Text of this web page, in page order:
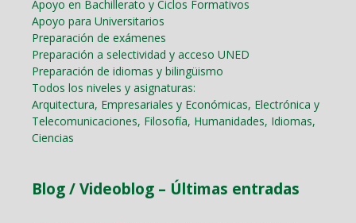
Apoyo en Bachillerato y Ciclos Formativos
Apoyo para Universitarios
Preparación de exámenes
Preparación a selectividad y acceso UNED
Preparación de idiomas y bilingüismo
Todos los niveles y asignaturas:
Arquitectura, Empresariales y Económicas, Electrónica y
Telecomunicaciones, Filosofía, Humanidades, Idiomas,
Ciencias
Blog / Videoblog – Últimas entradas